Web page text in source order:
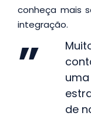
conheça mais
integração.
de